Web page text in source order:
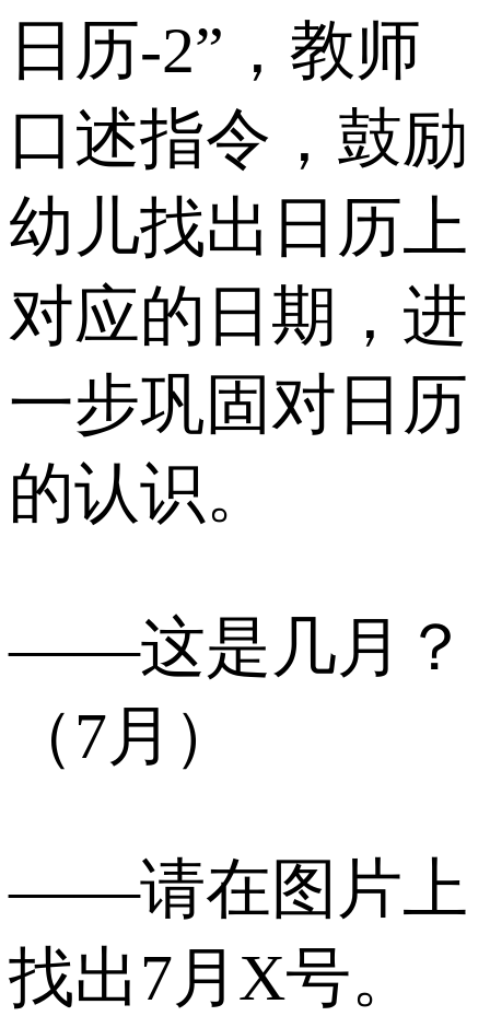
日历-2”，教师
口述指令，鼓励
幼儿找出日历上
对应的日期，进
一步巩固对日历
的认识。
——这是几月？
（7月）
——请在图片上
找出7月X号。